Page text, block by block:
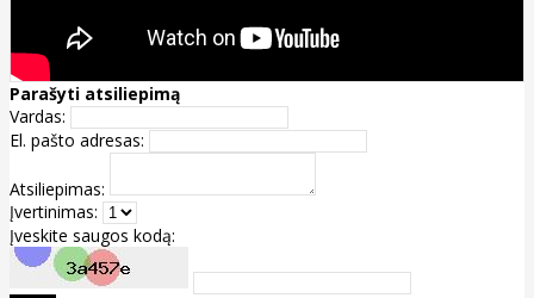
Parašyti atsiliepimą
Vardas:
El. pašto adresas:
Atsiliepimas:
Įvertinimas:
Įveskite saugos kodą: